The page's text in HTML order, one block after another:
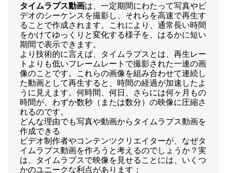
タイムラプス動画は、一定期間にわたって写真やビ
デオのシーケンスを撮影し、それらを高速で再生す
ることで作成されます。これにより、通常長い時間
をかけてゆっくりと変化する様子を、はるかに短い
期間で表示できます。
より技術的に言えば、タイムラプスとは、再生レー
トよりも低いフレームレートで撮影された一連の画
像のことです。これらの画像を組み合わせて連続し
た動画として再生すると、時間の経過が加速したよ
うに見えます。何時間、何日、さらには何ヶ月もの
時間が、わずか数秒（または数分）の映像に圧縮さ
れるのです。
どんな理由でも写真や動画からタイムラプス動画を
作成できる
ビデオ制作者やコンテンツクリエイターが、なぜタ
イムラプス動画を作ろうと考えるのでしょうか？実
は、タイムラプスで映像を見せることには、いくつ
かのユニークな利点があります：